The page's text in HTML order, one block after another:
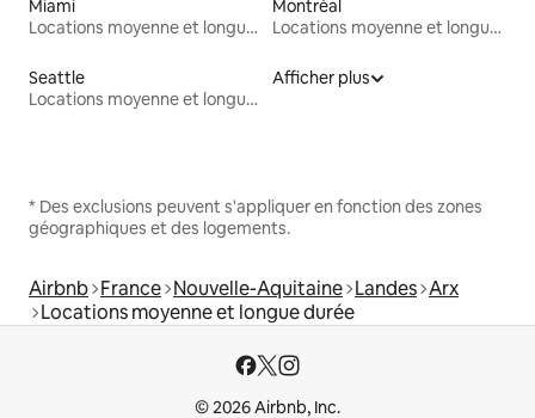
Miami
Locations moyenne et longue durée
Montréal
Locations moyenne et longue durée
Seattle
Locations moyenne et longue durée
Afficher plus
* Des exclusions peuvent s'appliquer en fonction des zones
géographiques et des logements.
Airbnb France Nouvelle-Aquitaine Landes Arx
Locations moyenne et longue durée
© 2026 Airbnb, Inc.